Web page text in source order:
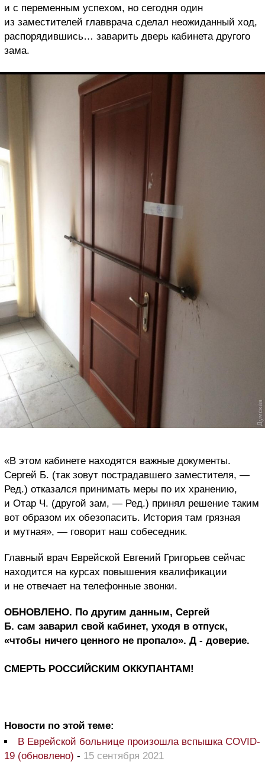
и с переменным успехом, но сегодня один
из заместителей главврача сделал неожиданный ход,
распорядившись… заварить дверь кабинета другого
зама.
«В этом кабинете находятся важные документы.
Сергей Б. (так зовут пострадавшего заместителя, —
Ред.) отказался принимать меры по их хранению,
и Отар Ч. (другой зам, — Ред.) принял решение таким
вот образом их обезопасить. История там грязная
и мутная», — говорит наш собеседник.
Главный врач Еврейской Евгений Григорьев сейчас
находится на курсах повышения квалификации
и не отвечает на телефонные звонки.
ОБНОВЛЕНО. По другим данным, Сергей
Б. сам заварил свой кабинет, уходя в отпуск,
«чтобы ничего ценного не пропало». Д - доверие.
СМЕРТЬ РОССИЙСКИМ ОККУПАНТАМ!
Новости по этой теме:
В Еврейской больнице произошла вспышка COVID-
19 (обновлено) - 15 сентября 2021